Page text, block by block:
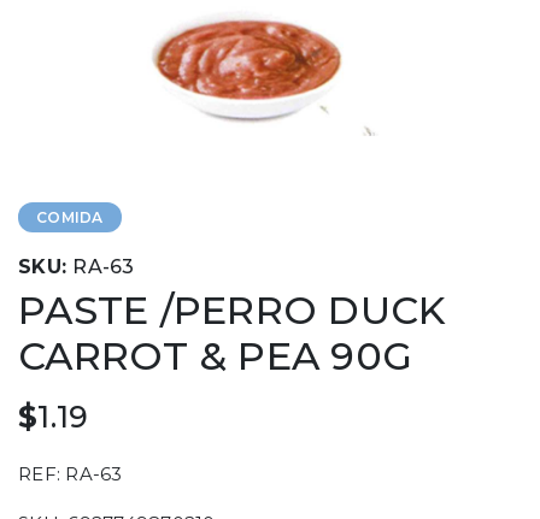
COMIDA
SKU: RA-63
PASTE /PERRO DUCK
CARROT & PEA 90G
$1.19
REF: RA-63